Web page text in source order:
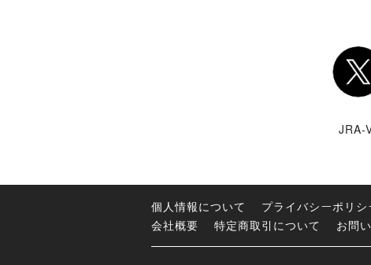
Twitter
JRA-
個人情報について プライバシーポリシ
会社概要
特定商取引について お問